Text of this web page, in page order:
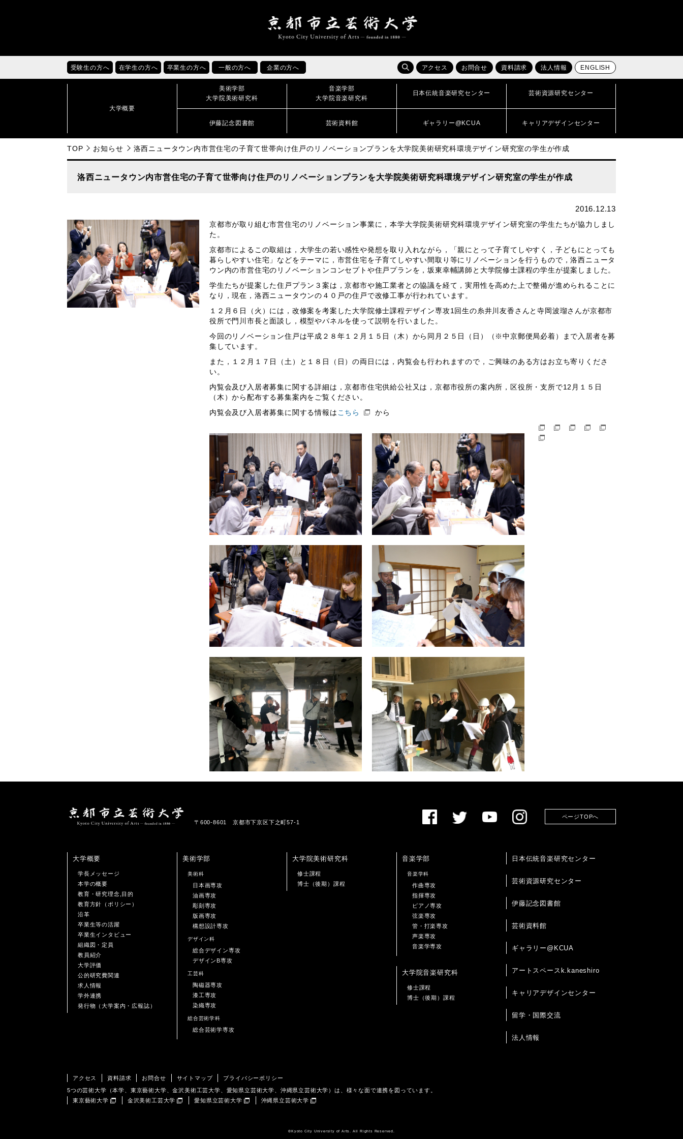
受験生の方へ 在学生の方へ 卒業生の方へ 一般の方へ 企業の方へ アクセス お問合せ 資料請求 法人情報 ENGLISH
大学概要
美術学部
大学院美術研究科
音楽学部
大学院音楽研究科
日本伝統音楽研究センター 芸術資源研究センター
伊藤記念図書館 芸術資料館 ギャラリー@KCUA キャリアデザインセンター
TOP お知らせ 洛西ニュータウン内市営住宅の子育て世帯向け住戸のリノベーションプランを大学院美術研究科環境デザイン研究室の学生が作成
洛西ニュータウン内市営住宅の子育て世帯向け住戸のリノベーションプランを大学院美術研究科環境デザイン研究室の学生が作成
2016.12.13
京都市が取り組む市営住宅のリノベーション事業に，本学大学院美術研究科環境デザイン研究室の学生たちが協力しまし
た。
京都市によるこの取組は，大学生の若い感性や発想を取り入れながら，「親にとって子育てしやすく，子どもにとっても
暮らしやすい住宅」などをテーマに，市営住宅を子育てしやすい間取り等にリノベーションを行うもので，洛西ニュータ
ウン内の市営住宅のリノベーションコンセプトや住戸プランを，坂東幸輔講師と大学院修士課程の学生が提案しました。
学生たちが提案した住戸プラン３案は，京都市や施工業者との協議を経て，実用性を高めた上で整備が進められることに
なり，現在，洛西ニュータウンの４０戸の住戸で改修工事が行われています。
１２月６日（火）には，改修案を考案した大学院修士課程デザイン専攻1回生の糸井川友香さんと寺岡波瑠さんが京都市
役所で門川市長と面談し，模型やパネルを使って説明を行いました。
今回のリノベーション住戸は平成２８年１２月１５日（木）から同月２５日（日）（※中京郵便局必着）まで入居者を募
集しています。
また，１２月１７日（土）と１８日（日）の両日には，内覧会も行われますので，ご興味のある方はお立ち寄りくださ
い。
内覧会及び入居者募集に関する詳細は，京都市住宅供給公社又は，京都市役所の案内所，区役所・支所で12月１５日
（木）から配布する募集案内をご覧ください。
内覧会及び入居者募集に関する情報は こちら から
〒600-8601 京都市下京区下之町57-1
ページTOPへ
大学概要
学長メッセージ
本学の概要
教育・研究理念,目的
教育方針（ポリシー）
沿革
卒業生等の活躍
卒業生インタビュー
組織図・定員
教員紹介
大学評価
公的研究費関連
求人情報
学外連携
発行物（大学案内・広報誌）
美術学部
美術科
日本画専攻
油画専攻
彫刻専攻
版画専攻
構想設計専攻
デザイン科
総合デザイン専攻
デザインB専攻
工芸科
陶磁器専攻
漆工専攻
染織専攻
総合芸術学科
総合芸術学専攻
大学院美術研究科
修士課程
博士（後期）課程
音楽学部
音楽学科
作曲専攻
指揮専攻
ピアノ専攻
弦楽専攻
管・打楽専攻
声楽専攻
音楽学専攻
大学院音楽研究科
修士課程
博士（後期）課程
日本伝統音楽研究センター
芸術資源研究センター
伊藤記念図書館
芸術資料館
ギャラリー@KCUA
アートスペースk.kaneshiro
キャリアデザインセンター
留学・国際交流
法人情報
アクセス 資料請求 お問合せ サイトマップ
プライバシーポリシー
5つの芸術大学（本学、東京藝術大学、金沢美術工芸大学、愛知県立芸術大学、沖縄県立芸術大学）は、様々な面で連携を図っています。
東京藝術大学
金沢美術工芸大学 愛知県立芸術大学 沖縄県立芸術大学
©️Kyoto City University of Arts. All Rights Reserved.